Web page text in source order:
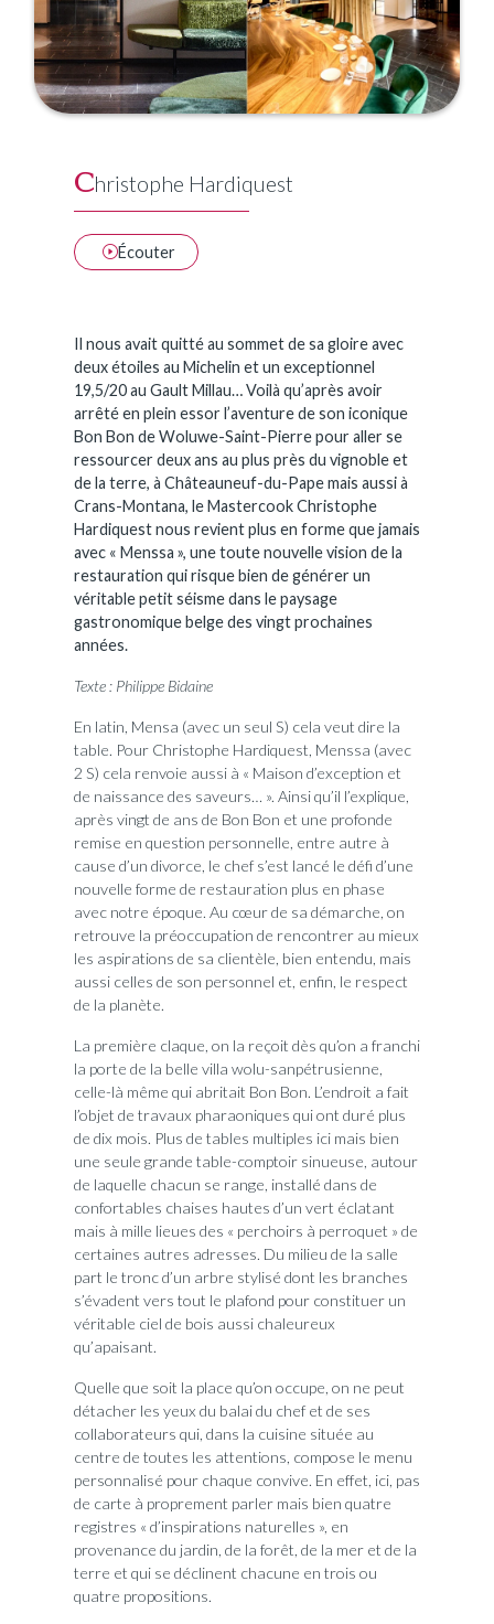
Christophe Hardiquest
Écouter
Il nous avait quitté au sommet de sa gloire avec
deux étoiles au Michelin et un exceptionnel
19,5/20 au Gault Millau… Voilà qu’après avoir
arrêté en plein essor l’aventure de son iconique
Bon Bon de Woluwe-Saint-Pierre pour aller se
ressourcer deux ans au plus près du vignoble et
de la terre, à Châteauneuf-du-Pape mais aussi à
Crans-Montana, le Mastercook Christophe
Hardiquest nous revient plus en forme que jamais
avec « Menssa », une toute nouvelle vision de la
restauration qui risque bien de générer un
véritable petit séisme dans le paysage
gastronomique belge des vingt prochaines
années.
Texte : Philippe Bidaine
En latin, Mensa (avec un seul S) cela veut dire la
table. Pour Christophe Hardiquest, Menssa (avec
2 S) cela renvoie aussi à « Maison d’exception et
de naissance des saveurs… ». Ainsi qu’il l’explique,
après vingt de ans de Bon Bon et une profonde
remise en question personnelle, entre autre à
cause d’un divorce, le chef s’est lancé le défi d’une
nouvelle forme de restauration plus en phase
avec notre époque. Au cœur de sa démarche, on
retrouve la préoccupation de rencontrer au mieux
les aspirations de sa clientèle, bien entendu, mais
aussi celles de son personnel et, enfin, le respect
de la planète.
La première claque, on la reçoit dès qu’on a franchi
la porte de la belle villa wolu-sanpétrusienne,
celle-là même qui abritait Bon Bon. L’endroit a fait
l’objet de travaux pharaoniques qui ont duré plus
de dix mois. Plus de tables multiples ici mais bien
une seule grande table-comptoir sinueuse, autour
de laquelle chacun se range, installé dans de
confortables chaises hautes d’un vert éclatant
mais à mille lieues des « perchoirs à perroquet » de
certaines autres adresses. Du milieu de la salle
part le tronc d’un arbre stylisé dont les branches
s’évadent vers tout le plafond pour constituer un
véritable ciel de bois aussi chaleureux
qu’apaisant.
Quelle que soit la place qu’on occupe, on ne peut
détacher les yeux du balai du chef et de ses
collaborateurs qui, dans la cuisine située au
centre de toutes les attentions, compose le menu
personnalisé pour chaque convive. En effet, ici, pas
de carte à proprement parler mais bien quatre
registres « d’inspirations naturelles », en
provenance du jardin, de la forêt, de la mer et de la
terre et qui se déclinent chacune en trois ou
quatre propositions.